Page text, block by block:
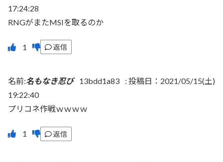
17:24:28
RNGがまたMSIを取るのか
返信
名前:名もなき忍び 13bdd1a83 : 投稿日：2021/05/15(土)
19:22:40
プリコネ作戦ｗｗｗｗ
返信